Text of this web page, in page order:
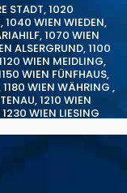
STADT,1020
,1040 WIEN WIEDEN,
,1070 WIEN
ALSERGRUND,1100
WIEN MEIDLING,
WIEN FÜNFHAUS,
1180 WIEN WÄHRING ,
,1210 WIEN
1230 WIEN LIESING